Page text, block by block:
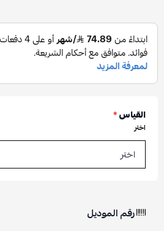
القياس*
اختر
رقم الموديل